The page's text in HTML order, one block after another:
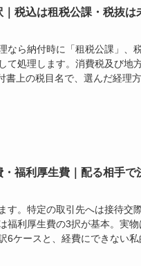
税込は租税公課・税抜は
なら納付時に「租税公課」、
て処理します。消費税及び地
上の税目名で、選んだ経理
福利厚生費｜配る相手で
す。特定の取引先へは接待交
福利厚生費の3択が基本。実
6ケースと、経費にできない私